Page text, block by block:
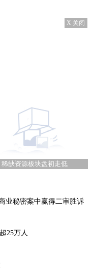
X 关闭
稀缺资源板块盘初走低
业秘密案中赢得二审胜诉
25万人